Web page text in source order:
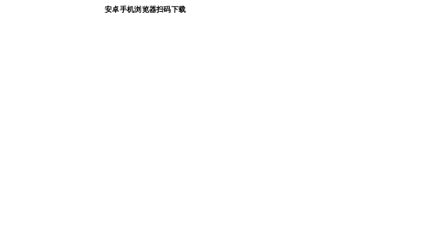
安卓手机浏览器扫码下载